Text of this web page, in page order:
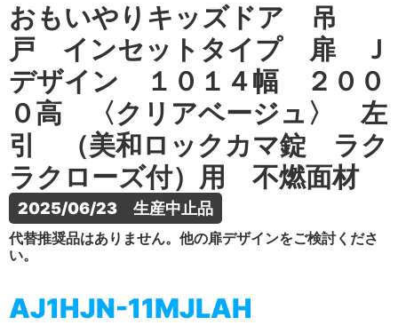
おもいやりキッズドア 吊
戸 インセットタイプ 扉 Ｊ
デザイン １０１４幅 ２００
０高 〈クリアベージュ〉 左
引 （美和ロックカマ錠 ラク
ラクローズ付）用 不燃面材
2025/06/23　生産中止品
代替推奨品はありません。他の扉デザインをご検討くださ
い。
AJ1HJN-11MJLAH